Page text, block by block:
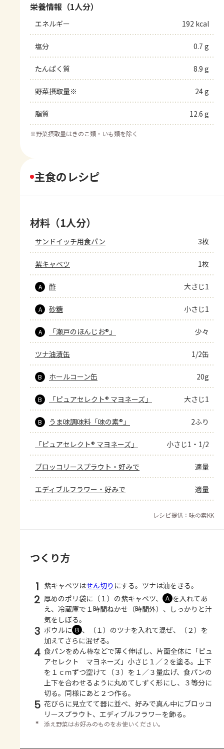
栄養情報（1人分）
エネルギー 192 kcal
塩分 0.7 g
たんぱく質 8.9 g
野菜摂取量※ 24 g
脂質 12.6 g
※野菜摂取量はきのこ類・いも類を除く
主食のレシピ
材料（1人分）
サンドイッチ用食パン 3枚
紫キャベツ 1枚
A 酢 大さじ1
A 砂糖 小さじ1
A 「瀬戸のほんじお®」 少々
ツナ油漬缶 1/2缶
B ホールコーン缶 20g
B 「ピュアセレクト® マヨネーズ」 大さじ1
B うま味調味料「味の素®」 2ふり
「ピュアセレクト® マヨネーズ」 小さじ1・1/2
ブロッコリースプラウト・好みで 適量
エディブルフラワー・好みで 適量
レシピ提供：味の素KK
つくり方
1 紫キャベツはせん切り にする。ツナは油をきる。
2 厚めのポリ袋に（１）の紫キャベツ、 Ａ を入れてあ
え、冷蔵庫で１時間ねかせ（時間外）、しっかりと汁
気をしぼる。
3 ボウルに Ｂ 、（１）のツナを入れて混ぜ、（２）を
加えてさらに混ぜる。
4 食パンをめん棒などで薄く伸ばし、片面全体に「ピュ
アセレクト マヨネーズ」小さじ１／２を塗る。上下
を１ｃｍずつ空けて（３）を１／３量広げ、食パンの
上下を合わせるように丸めてしずく形にし、３等分に
切る。同様にあと２つ作る。
5 花びらに見立てて器に並べ、好みで真ん中にブロッコ
リースプラウト、エディブルフラワーを飾る。
＊ 添え野菜はお好みのものをお使いください。